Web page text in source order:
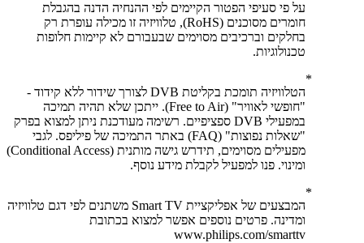
על פי סעיפי הפטור הקיימים לפי ההנחיה הדנה בהגבלת
חומרים מסוכנים (RoHS), טלוויזיה זו מכילה עופרת רק
בחלקים וברכיבים מסוימים שבעבורם לא קיימות חלופות
טכנולוגיות.
הטלוויזיה תומכת בקליטת DVB לצורך שידור ללא קידוד -
"חופשי לאוויר" (Free to Air). ייתכן שלא תהיה תמיכה
במפעילי DVB ספציפיים. רשימה מעודכנת ניתן למצוא בפרק
"שאלות נפוצות" (FAQ) באתר התמיכה של פיליפס. לגבי
מפעילים מסוימים, תידרש גישה מותנית (Conditional Access)
ומינוי. פנו למפעיל לקבלת מידע נוסף.
המבצעים של אפליקציית Smart TV משתנים לפי דגם טלוויזיה
ומדינה. פרטים נוספים אפשר למצוא בכתובת
www.philips.com/smarttv